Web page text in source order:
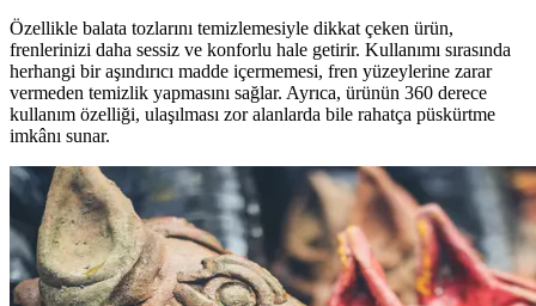
Özellikle balata tozlarını temizlemesiyle dikkat çeken ürün,
frenlerinizi daha sessiz ve konforlu hale getirir. Kullanımı sırasında
herhangi bir aşındırıcı madde içermemesi, fren yüzeylerine zarar
vermeden temizlik yapmasını sağlar. Ayrıca, ürünün 360 derece
kullanım özelliği, ulaşılması zor alanlarda bile rahatça püskürtme
imkânı sunar.